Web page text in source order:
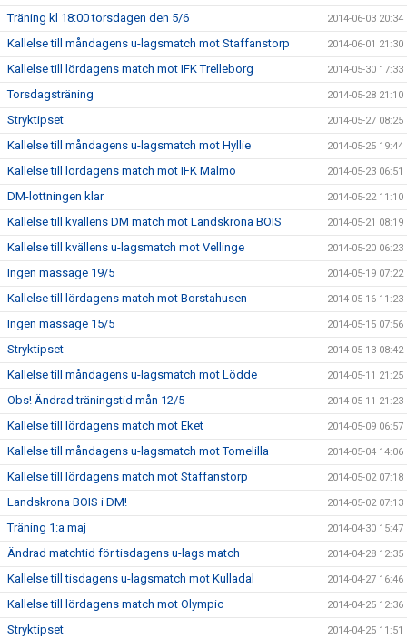
Träning kl 18:00 torsdagen den 5/6 2014-06-03 20:34
Kallelse till måndagens u-lagsmatch mot Staffanstorp 2014-06-01 21:30
Kallelse till lördagens match mot IFK Trelleborg 2014-05-30 17:33
Torsdagsträning 2014-05-28 21:10
Stryktipset 2014-05-27 08:25
Kallelse till måndagens u-lagsmatch mot Hyllie 2014-05-25 19:44
Kallelse till lördagens match mot IFK Malmö 2014-05-23 06:51
DM-lottningen klar 2014-05-22 11:10
Kallelse till kvällens DM match mot Landskrona BOIS 2014-05-21 08:19
Kallelse till kvällens u-lagsmatch mot Vellinge 2014-05-20 06:23
Ingen massage 19/5 2014-05-19 07:22
Kallelse till lördagens match mot Borstahusen 2014-05-16 11:23
Ingen massage 15/5 2014-05-15 07:56
Stryktipset 2014-05-13 08:42
Kallelse till måndagens u-lagsmatch mot Lödde 2014-05-11 21:25
Obs! Ändrad träningstid mån 12/5 2014-05-11 21:23
Kallelse till lördagens match mot Eket 2014-05-09 06:57
Kallelse till måndagens u-lagsmatch mot Tomelilla 2014-05-04 14:06
Kallelse till lördagens match mot Staffanstorp 2014-05-02 07:18
Landskrona BOIS i DM! 2014-05-02 07:13
Träning 1:a maj 2014-04-30 15:47
Ändrad matchtid för tisdagens u-lags match 2014-04-28 12:35
Kallelse till tisdagens u-lagsmatch mot Kulladal 2014-04-27 16:46
Kallelse till lördagens match mot Olympic 2014-04-25 12:36
Stryktipset 2014-04-25 11:51